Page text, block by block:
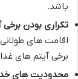
باشد.
تکراری بودن
اقامت های
برخی آیتم های
محدودیت های خدمات ۲۴ ساعته